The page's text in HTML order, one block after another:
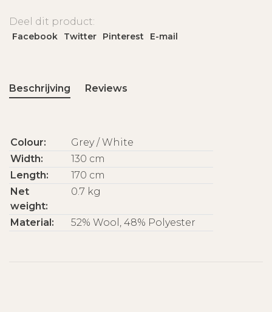
Deel dit product:
Facebook Twitter Pinterest E-mail
Beschrijving Reviews
Colour:
Grey / White
Width:
130 cm
Length:
170 cm
Net
weight:
0.7 kg
Material: 52% Wool, 48% Polyester